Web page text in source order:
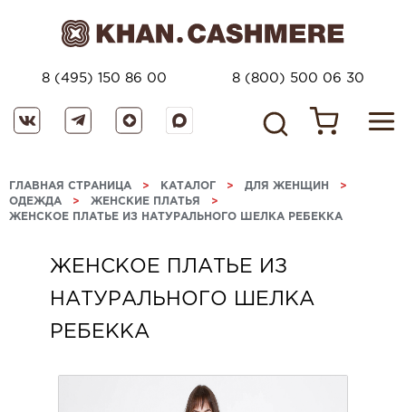
8 (495) 150 86 00 8 (800) 500 06 30
ГЛАВНАЯ СТРАНИЦА > КАТАЛОГ > ДЛЯ ЖЕНЩИН >
ОДЕЖДА > ЖЕНСКИЕ ПЛАТЬЯ >
ЖЕНСКОЕ ПЛАТЬЕ ИЗ НАТУРАЛЬНОГО ШЕЛКА РЕБЕККА
ЖЕНСКОЕ ПЛАТЬЕ ИЗ
НАТУРАЛЬНОГО ШЕЛКА
РЕБЕККА